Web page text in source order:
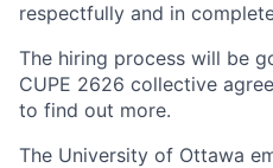
respectfully and in
The hiring process will be
CUPE 2626 collective
to find out more.
The University of Ottawa